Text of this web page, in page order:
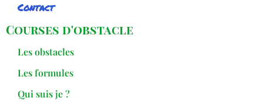
Contact
Courses d'obstacle
Les obstacles
Les formules
Qui suis je ?